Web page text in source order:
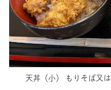
天丼（小） もりそば又